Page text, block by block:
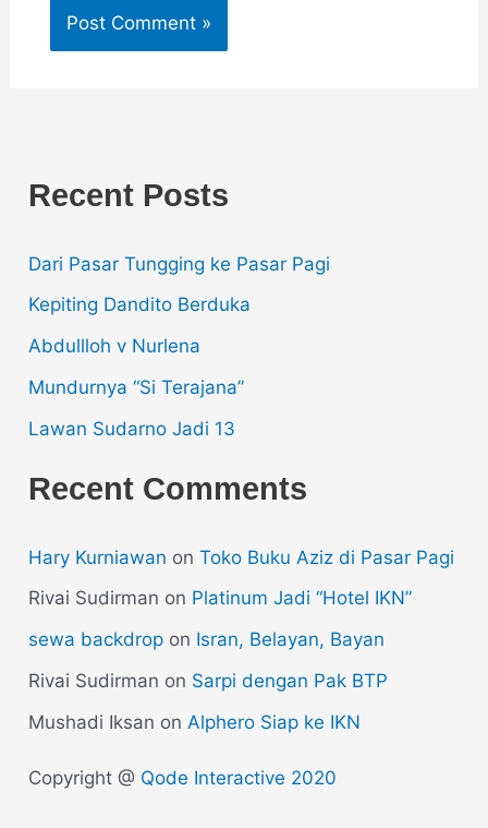
Recent Posts
Dari Pasar Tungging ke Pasar Pagi
Kepiting Dandito Berduka
Abdullloh v Nurlena
Mundurnya “Si Terajana”
Lawan Sudarno Jadi 13
Recent Comments
Hary Kurniawan onToko Buku Aziz di Pasar Pagi
Rivai Sudirman on Platinum Jadi “Hotel IKN”
sewa backdrop on Isran, Belayan, Bayan
Rivai Sudirman on Sarpi dengan Pak BTP
Mushadi Iksan on Alphero Siap ke IKN
Copyright @ Qode Interactive 2020